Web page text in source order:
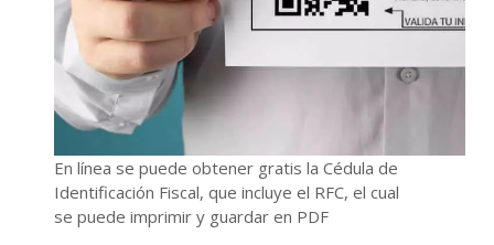
En línea se puede obtener gratis la Cédula de
Identificación Fiscal, que incluye el RFC, el cual
se puede imprimir y guardar en PDF